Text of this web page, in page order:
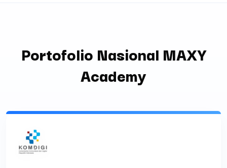
Portofolio Nasional MAXY
Academy